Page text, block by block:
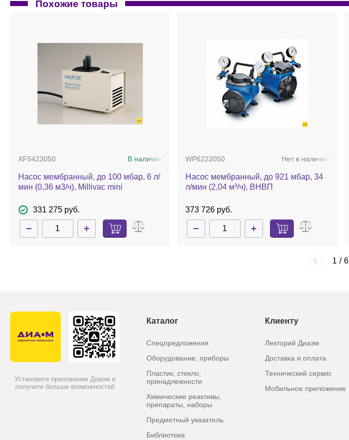
Похожие товары
XF5423050 В наличии
Насос мембранный, до 100 мбар, 6 л/
мин (0,36 м3/ч), Millivac mini
331 275 руб.
WP6222050 Нет в наличии
Насос мембранный, до 921 мбар, 34
л/мин (2,04 м³/ч), ВНВП
373 726 руб.
1 / 6
Установите приложение Диаэм и
получите больше возможностей
Каталог
Спецпредложения
Оборудование, приборы
Пластик, стекло,
принадлежности
Химические реактивы,
препараты, наборы
Предметный указатель
Библиотека
Клиенту
Лекторий Диаэм
Доставка и оплата
Технический сервис
Мобильное приложение